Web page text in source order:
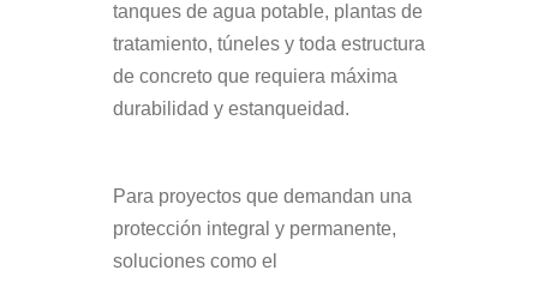
tanques de agua potable, plantas de
tratamiento, túneles y toda estructura
de concreto que requiera máxima
durabilidad y estanqueidad.
Para proyectos que demandan una
protección integral y permanente,
soluciones como el